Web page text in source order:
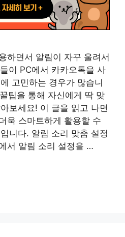
하면서 알림이 자꾸 울려서
이 PC에서 카카오톡을 사
고민하는 경우가 많습니
팁을 통해 자신에게 딱 맞
보세요! 이 글을 읽고 나면
욱 스마트하게 활용할 수
니다. 알림 소리 맞춤 설정
서 알림 소리 설정을 …